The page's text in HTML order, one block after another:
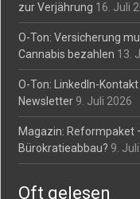
zur Verjährung 16. Juli
O-Ton: Versicherung
Cannabis bezahlen 13.
O-Ton: LinkedIn-
Newsletter 9. Juli 2026
Magazin: Reformpaket
Bürokratieabbau? 9.
Oft gelesen